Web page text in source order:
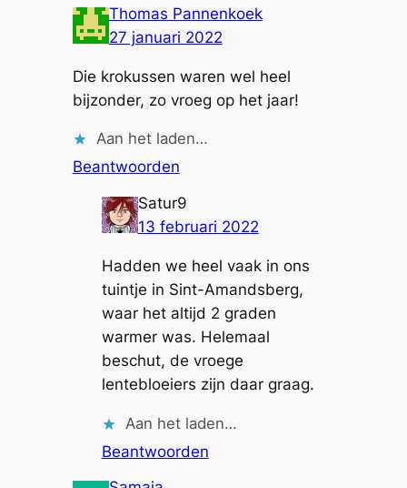
Thomas Pannenkoek
27 januari 2022
Die krokussen waren wel heel
bijzonder, zo vroeg op het jaar!
Aan het laden…
Beantwoorden
Satur9
13 februari 2022
Hadden we heel vaak in ons
tuintje in Sint-Amandsberg,
waar het altijd 2 graden
warmer was. Helemaal
beschut, de vroege
lentebloeiers zijn daar graag.
Aan het laden…
Beantwoorden